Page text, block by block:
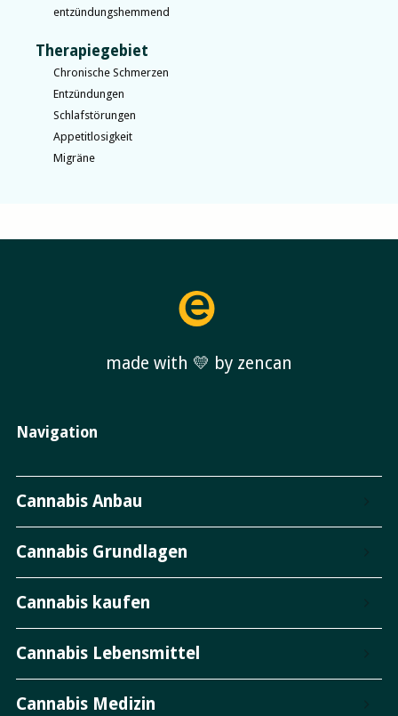
entzündungshemmend
Therapiegebiet
Chronische Schmerzen
Entzündungen
Schlafstörungen
Appetitlosigkeit
Migräne
made with 💛 by zencan
Navigation
Cannabis Anbau
Cannabis Grundlagen
Cannabis kaufen
Cannabis Lebensmittel
Cannabis Medizin